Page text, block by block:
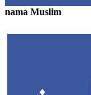
nama Muslim